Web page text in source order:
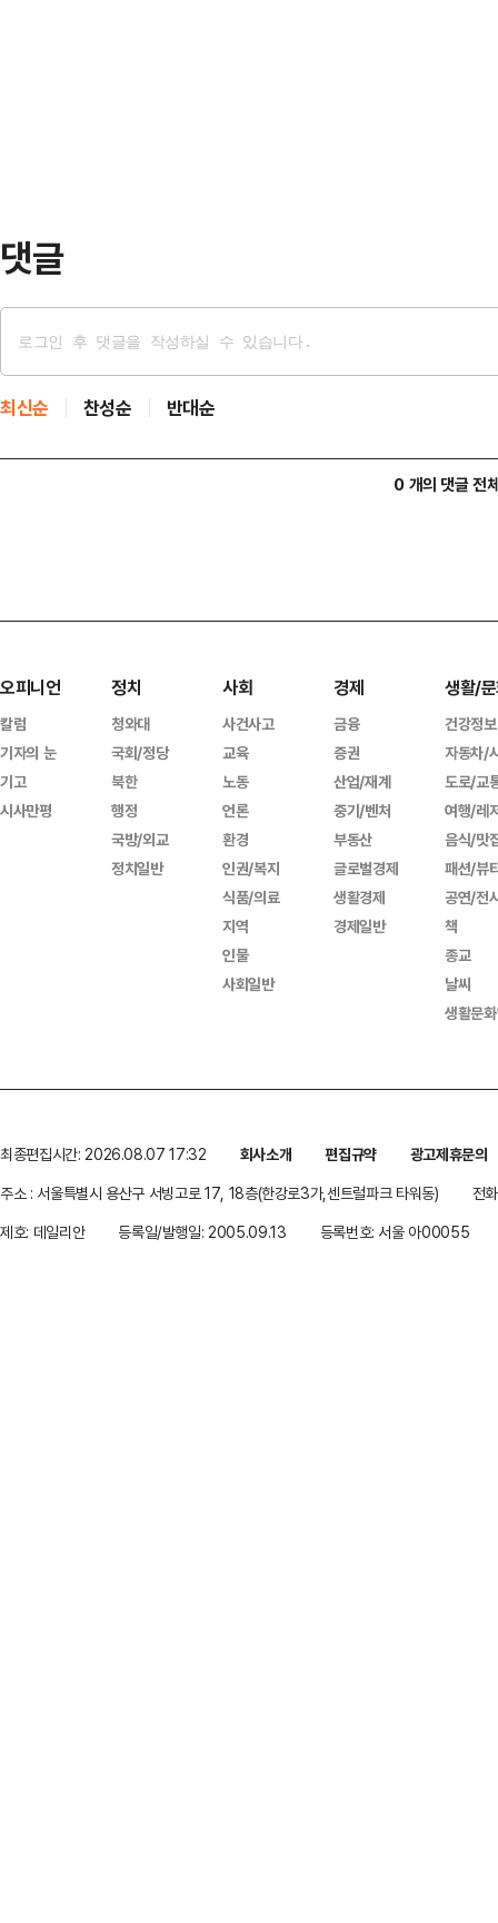
댓글
최신순 찬성순 반대순
0 개의 댓글 전
오피니언
칼럼
기자의 눈
기고
시사만평
정치
청와대
국회/정당
북한
행정
국방/외교
정치일반
사회
사건사고
교육
노동
언론
환경
인권/복지
식품/의료
지역
인물
사회일반
경제
금융
증권
산업/재계
중기/벤처
부동산
글로벌경제
생활경제
경제일반
생활/
건강정보
자동차/
도로/교
여행/레
음식/맛
패션/뷰
공연/전
책
종교
날씨
생활문
최종편집시간: 2026.08.07 17:32 회사소개 편집규약
광고제휴문의
주소 : 서울특별시 용산구 서빙고로 17, 18층(한강로3가,센트럴파크 타워동)
전
제호: 데일리안
등록일/발행일: 2005.09.13 등록번호: 서울 아00055